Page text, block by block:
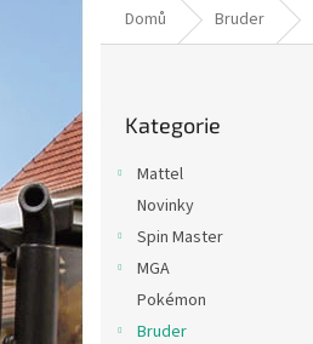
Domů
Bruder
kategorie
Kategorie
Mattel
Novinky
Spin Master
MGA
Pokémon
Bruder